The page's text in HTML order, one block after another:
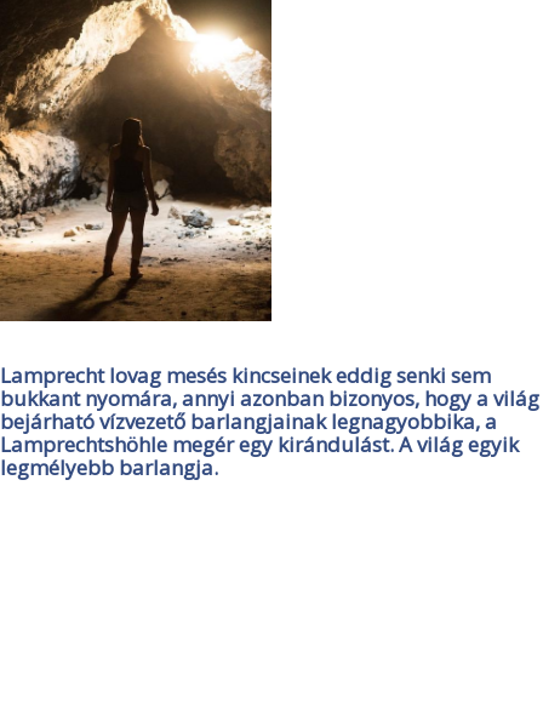
Lamprecht lovag mesés kincseinek eddig senki sem
bukkant nyomára, annyi azonban bizonyos, hogy a világ
bejárható vízvezető barlangjainak legnagyobbika, a
Lamprechtshöhle megér egy kirándulást. A világ egyik
legmélyebb barlangja.